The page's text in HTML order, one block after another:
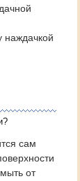
наждачкой
сам
от